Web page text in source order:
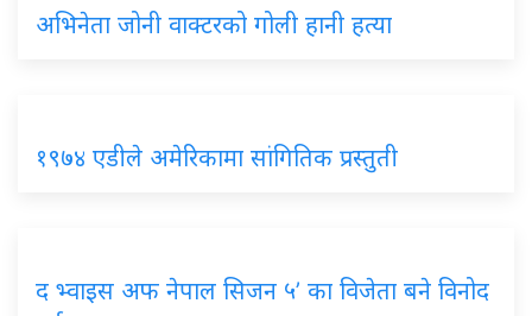
अभिनेता जोनी वाक्टरको गोली हानी हत्या
१९७४ एडीले अमेरिकामा सांगितिक प्रस्तुती
द भ्वाइस अफ नेपाल सिजन ५’ का विजेता बने विनोद